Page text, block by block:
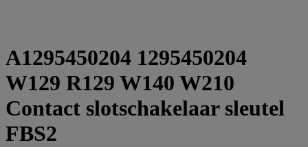
A1295450204 1295450204
W129 R129 W140 W210
Contact slotschakelaar sleutel
FBS2